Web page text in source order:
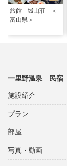
旅館 城山荘 ＜
富山県＞
一里野温泉 民宿
施設紹介
プラン
部屋
写真・動画